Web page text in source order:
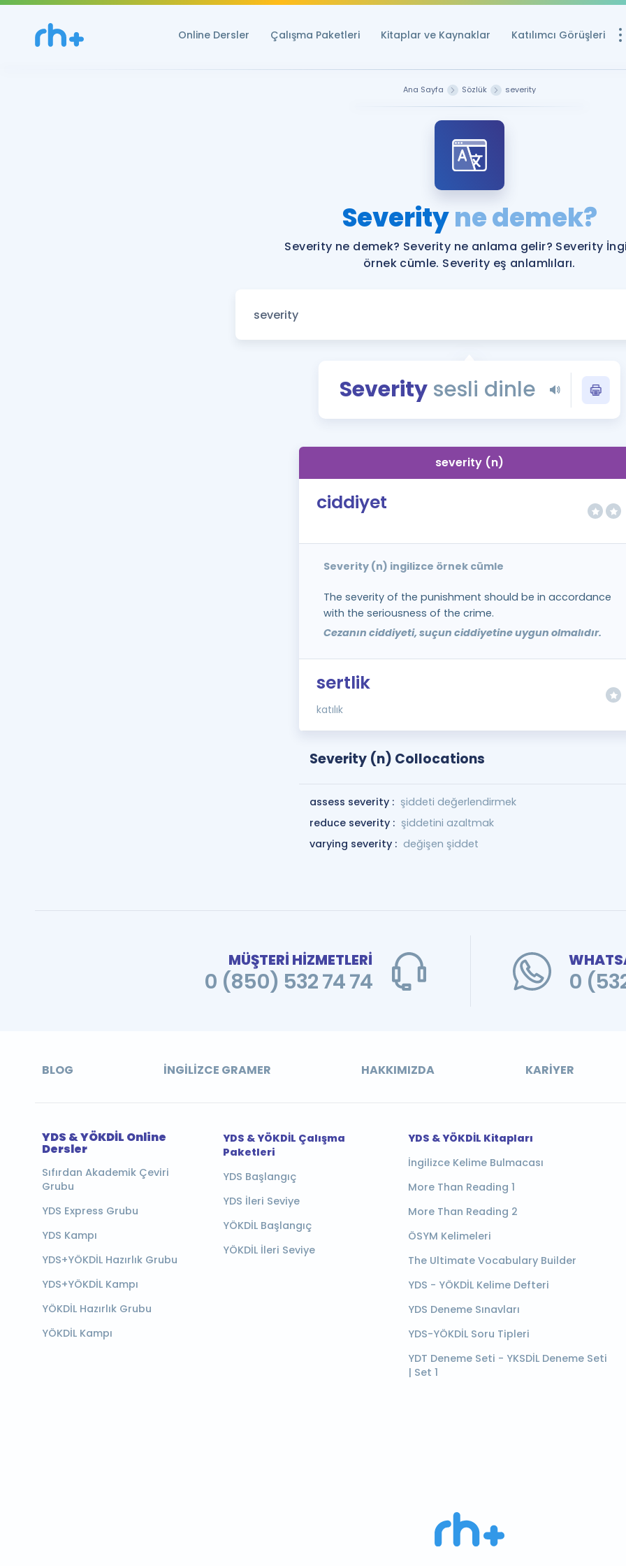
Online Dersler Çalışma Paketleri Kitaplar ve Kaynaklar Katılımcı Görüşleri
YDS ve YÖKDİL
Rehberlik Aracı
YDS ve YÖKDİL'e
Tüm ÖSYM
YDS - YÖKDİL
İngilizce Gramer
Ana Sayfa Sözlük severity
Severityne demek?
Severity ne demek? Severity ne anlama gelir? Severity
örnek cümle. Severity eş anlamlıları.
Severitysesli dinle
severity (n)
ciddiyet
Severity (n) ingilizce örnek cümle
The severity of the punishment should be in accordance
with the seriousness of the crime.
Cezanın ciddiyeti, suçun ciddiyetine uygun olmalıdır.
sertlik
katılık
Severity (n) Collocations
assess severity : şiddeti değerlendirmek
reduce severity : şiddetini azaltmak
varying severity : değişen şiddet
MÜŞTERİ HİZMETLERİ
0 (850) 532 74 74 0
BLOG İNGILIZCE GRAMER HAKKIMIZDA KARIYER
YDS & YÖKDİL Online
Dersler
Sıfırdan Akademik Çeviri
Grubu
YDS Express Grubu
YDS Kampı
YDS+YÖKDİL Hazırlık Grubu
YDS+YÖKDİL Kampı
YÖKDİL Hazırlık Grubu
YÖKDİL Kampı
YDS & YÖKDİL Çalışma
Paketleri
YDS Başlangıç
YDS İleri Seviye
YÖKDİL Başlangıç
YÖKDİL İleri Seviye
YDS & YÖKDİL Kitapları
İngilizce Kelime Bulmacası
More Than Reading 1
More Than Reading 2
ÖSYM Kelimeleri
The Ultimate Vocabulary Builder
YDS - YÖKDİL Kelime Defteri
YDS Deneme Sınavları
YDS-YÖKDİL Soru Tipleri
YDT Deneme Seti - YKSDİL Deneme Seti
| Set 1